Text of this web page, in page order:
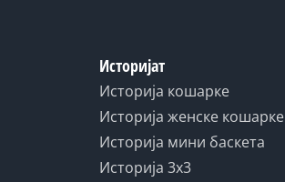
Историјат
Историја кошарке
Историја женске кошарке
Историја мини баскета
Историја 3x3